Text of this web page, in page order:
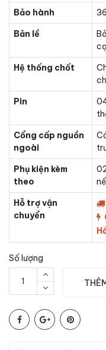
Bảo hành
Bản lề
Hệ thống chốt
Pin
Cổng cấp nguồn
ngoài
Phụ kiện kèm
theo
Hỗ trợ vận
chuyển
Số lượng